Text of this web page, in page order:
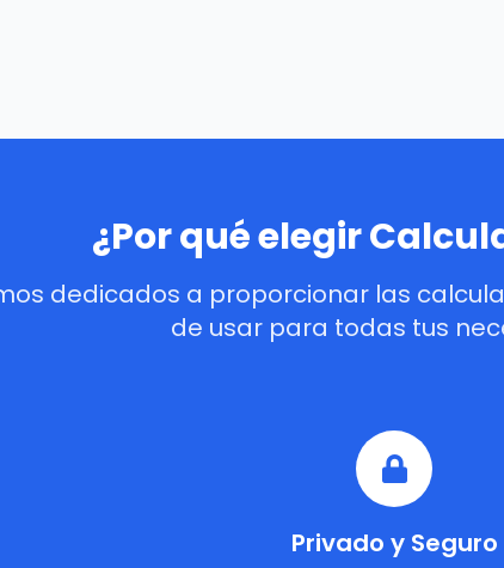
¿Por qué elegir
dedicados a proporcionar las
de usar para todas tus
Privado y Seguro